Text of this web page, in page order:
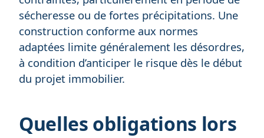
sécheresse ou de fortes précipitations. Une
construction conforme aux normes
adaptées limite généralement les désordres,
à condition d’anticiper le risque dès le début
du projet immobilier.
Quelles obligations lors